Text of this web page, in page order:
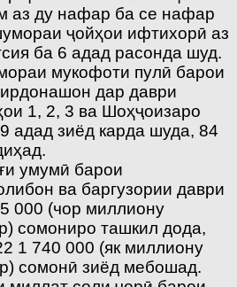
аз ду нафар ба се нафар
ҷойҳои ифтихорӣ аз
ба 6 адад расонда шуд.
мукофоти пулӣ барои
дар даври
1, 2, 3 ва Шоҳҷоизаро
адад зиёд карда шуда, 84
умумӣ барои
ва баргузории даври
000 (чор миллиону
сомониро ташкил дода,
1 740 000 (як миллиону
сомонӣ зиёд мебошад.